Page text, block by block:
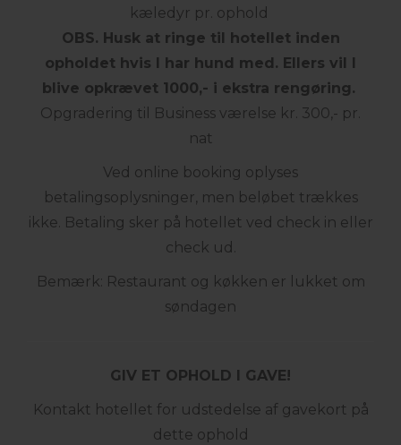
kæledyr pr. ophold
OBS. Husk at ringe til hotellet inden
opholdet hvis I har hund med. Ellers vil I
blive opkrævet 1000,- i ekstra rengøring.
Opgradering til Business værelse kr. 300,- pr.
nat
Ved online booking oplyses
betalingsoplysninger, men beløbet trækkes
ikke. Betaling sker på hotellet ved check in eller
check ud.
Bemærk: Restaurant og køkken er lukket om
søndagen
GIV ET OPHOLD I GAVE!
Kontakt hotellet for udstedelse af gavekort på
dette ophold